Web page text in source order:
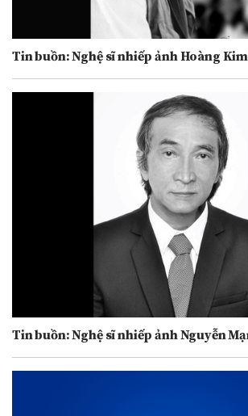
Tin buồn: Nghệ sĩ nhiếp ảnh Hoàng
Tin buồn: Nghệ sĩ nhiếp ảnh Nguyễn